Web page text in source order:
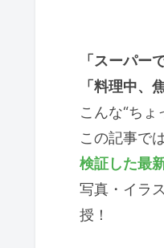
「スーパー
「料理中、
こんな“ち
この記事では
検証した最
写真・イラ
授！